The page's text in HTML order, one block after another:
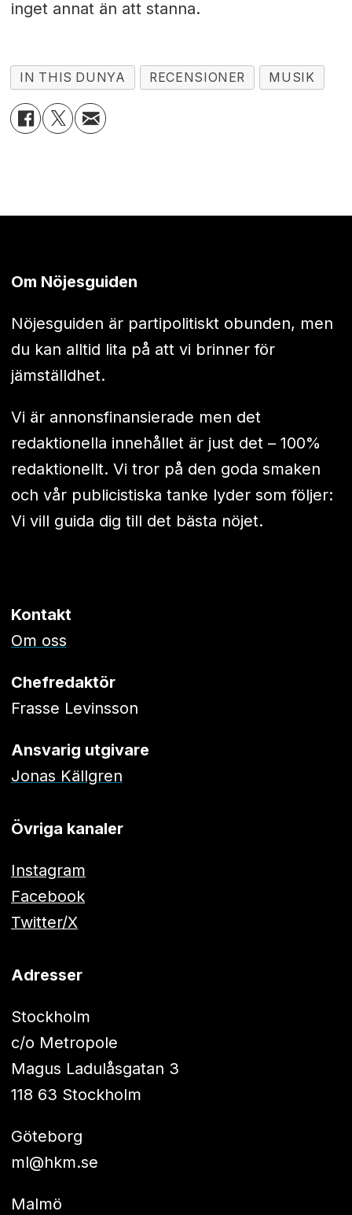
inget annat än att stanna.
IN THIS DUNYA RECENSIONER MUSIK
Om Nöjesguiden
Nöjesguiden är partipolitiskt obunden, men
du kan alltid lita på att vi brinner för
jämställdhet.
Vi är annonsfinansierade men det
redaktionella innehållet är just det – 100%
redaktionellt. Vi tror på den goda smaken
och vår publicistiska tanke lyder som följer:
Vi vill guida dig till det bästa nöjet.
Kontakt
Om oss
Chefredaktör
Frasse Levinsson
Ansvarig utgivare
Jonas Källgren
Övriga kanaler
Instagram
Facebook
Twitter/X
Adresser
Stockholm
c/o Metropole
Magus Ladulåsgatan 3
118 63 Stockholm
Göteborg
ml@hkm.se
Malmö